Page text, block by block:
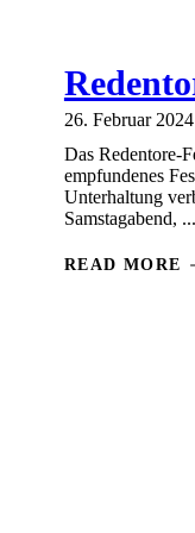
26. Februar 2024
Das Redentore-
empfundenes
Unterhaltung
Samstagabend, ...
READ MORE